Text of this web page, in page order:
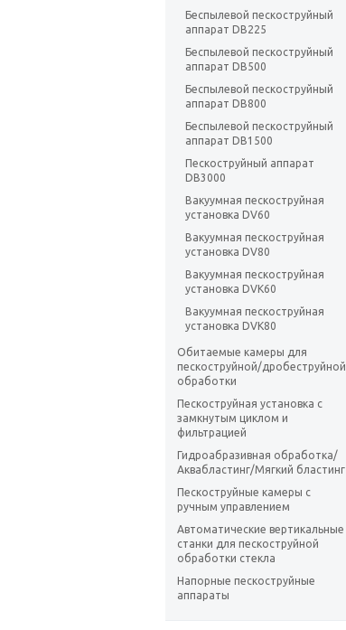
Беспылевой пескоструйный
аппарат DB225
Беспылевой пескоструйный
аппарат DB500
Беспылевой пескоструйный
аппарат DB800
Беспылевой пескоструйный
аппарат DB1500
Пескоструйный аппарат
DB3000
Вакуумная пескоструйная
установка DV60
Вакуумная пескоструйная
установка DV80
Вакуумная пескоструйная
установка DVK60
Вакуумная пескоструйная
установка DVK80
Обитаемые камеры для
пескоструйной/дробеструйной
обработки
Пескоструйная установка с
замкнутым циклом и
фильтрацией
Гидроабразивная обработка/
Аквабластинг/Мягкий бластинг
Пескоструйные камеры с
ручным управлением
Автоматические вертикальные
станки для пескоструйной
обработки стекла
Напорные пескоструйные
аппараты